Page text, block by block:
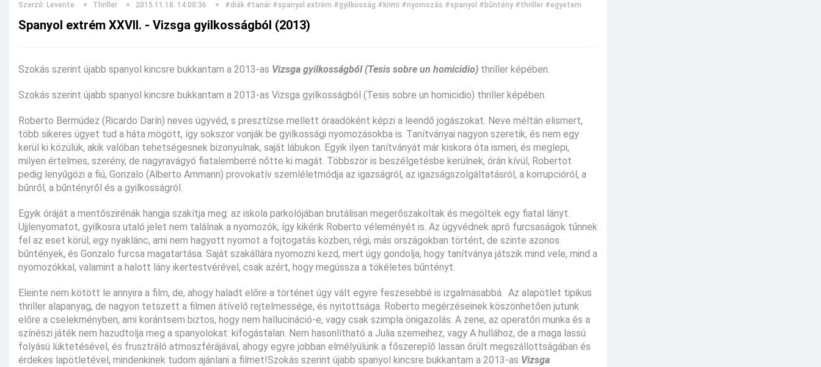
Szerző: Levente Thriller 2015.11.18. 14:00:36 #diák #tanár #spanyol extrém #gyilkosság #krimi #nyomozás #spanyol #bűntény #thriller #egyetem
Spanyol extrém XXVII. - Vizsga gyilkosságból (2013)
Szokás szerint újabb spanyol kincsre bukkantam a 2013-as Vizsga gyilkosságból (Tesis sobre un homicidio) thriller képében.
Szokás szerint újabb spanyol kincsre bukkantam a 2013-as Vizsga gyilkosságból (Tesis sobre un homicidio) thriller képében.
Roberto Bermúdez (Ricardo Darín) neves ügyvéd, s presztízse mellett óraadóként képzi a leendő jogászokat. Neve méltán elismert,
több sikeres ügyet tud a háta mögött, így sokszor vonják be gyilkossági nyomozásokba is. Tanítványai nagyon szeretik, és nem egy
kerül ki közülük, akik valóban tehetségesnek bizonyulnak, saját lábukon. Egyik ilyen tanítványát már kiskora óta ismeri, és meglepi,
milyen értelmes, szerény, de nagyravágyó fiatalemberré nőtte ki magát. Többször is beszélgetésbe kerülnek, órán kívül, Robertot
pedig lenyűgözi a fiú, Gonzalo (Alberto Ammann) provokatív szemléletmódja az igazságról, az igazságszolgáltatásról, a korrupcióról, a
bűnről, a bűntényről és a gyilkosságról.
Egyik óráját a mentőszirénák hangja szakítja meg: az iskola parkolójában brutálisan megerőszakoltak és megöltek egy fiatal lányt.
Ujjlenyomatot, gyilkosra utaló jelet nem találnak a nyomozók, így kikérik Roberto véleményét is. Az ügyvédnek apró furcsaságok tűnnek
fel az eset körül; egy nyaklánc, ami nem hagyott nyomot a fojtogatás közben, régi, más országokban történt, de szinte azonos
bűntények, és Gonzalo furcsa magatartása. Saját szakállára nyomozni kezd, mert úgy gondolja, hogy tanítványa játszik mind vele, mind a
nyomozókkal, valamint a halott lány ikertestvérével, csak azért, hogy megússza a tökéletes bűntényt.
Eleinte nem kötött le annyira a film, de, ahogy haladt előre a történet úgy vált egyre feszesebbé is izgalmasabbá. Az alapötlet tipikus
thriller alapanyag, de nagyon tetszett a filmen átívelő rejtelmessége, és nyitottsága. Roberto megérzéseinek köszönhetően jutunk
előre a cselekményben, ami korántsem biztos, hogy nem hallucináció-e, vagy csak szimpla önigazolás. A zene, az operatőri munka és a
színészi játék nem hazudtolja meg a spanyolokat: kifogástalan. Nem hasonlítható a Julia szemeihez, vagy A hullához, de a maga lassú
folyású lüktetésével, és frusztráló atmoszférájával, ahogy egyre jobban elmélyülünk a főszereplő lassan őrült megszállottságában és
érdekes lapötletével, mindenkinek tudom ajánlani a filmet!Szokás szerint újabb spanyol kincsre bukkantam a 2013-as Vizsga